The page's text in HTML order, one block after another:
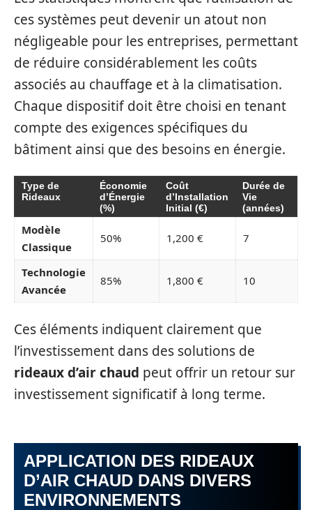
ces systèmes peut devenir un atout non
négligeable pour les entreprises, permettant
de réduire considérablement les coûts
associés au chauffage et à la climatisation.
Chaque dispositif doit être choisi en tenant
compte des exigences spécifiques du
bâtiment ainsi que des besoins en énergie.
Type de
Rideaux
Économie
d’Énergie
(%)
Coût
d’Installation
Initial (€)
Durée de
Vie
(années)
Modèle
Classique
50% 1,200 € 7
Technologie
Avancée
85% 1,800 € 10
Ces éléments indiquent clairement que
l’investissement dans des solutions de
rideaux d’air chaud peut offrir un retour sur
investissement significatif à long terme.
APPLICATION DES RIDEAUX
D’AIR CHAUD DANS DIVERS
ENVIRONNEMENTS